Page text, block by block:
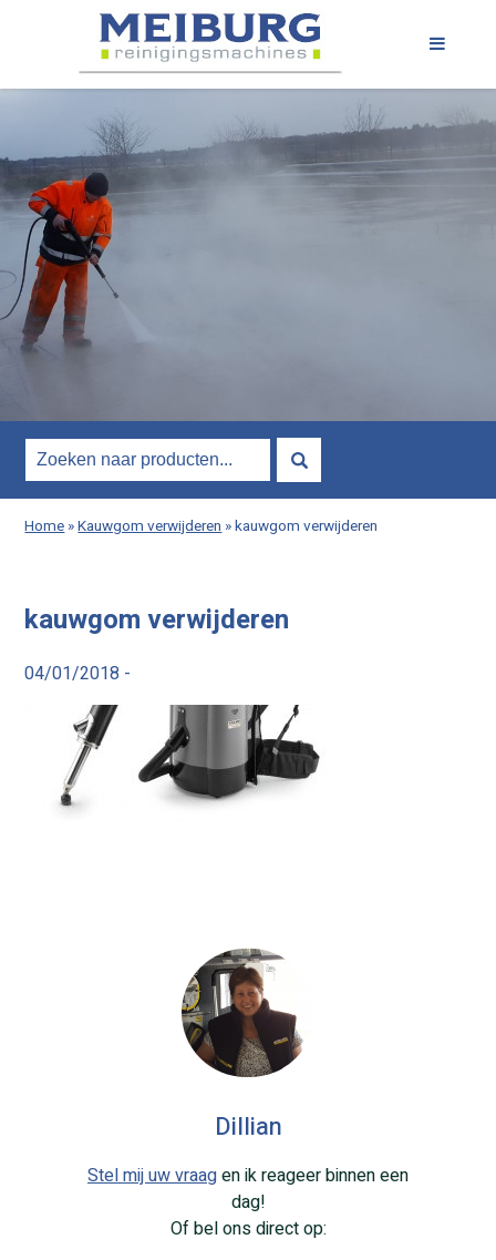
Home»Kauwgom verwijderen»kauwgom verwijderen
kauwgom verwijderen
04/01/2018 -
Dillian
Stel mij uw vraagen ik reageer binnen een
dag!
Of bel ons direct op: